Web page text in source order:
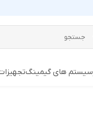
سیستم های گیمینگ